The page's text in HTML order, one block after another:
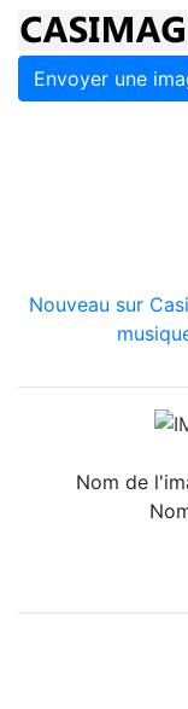
Envoyer une
Nouveau sur
Nom de